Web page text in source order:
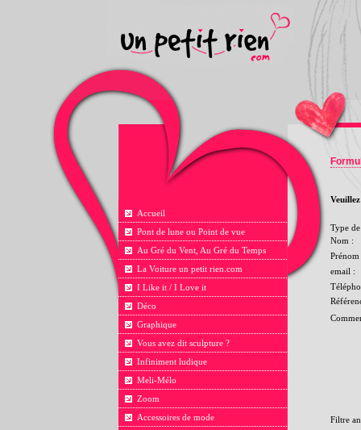
Accueil
Pont de lune ou Point de vue
Au Gré du Vent, Au Gré du Temps
La Voiture un petit rien.com
I Like it / I Love it
Déco
Graphique
Vous avez dit sculpture ?
Infiniment ludique
Meli-Mélo
Zoom
Accessoires de mode
Type
Nom :
Prénom
email :
Filtre